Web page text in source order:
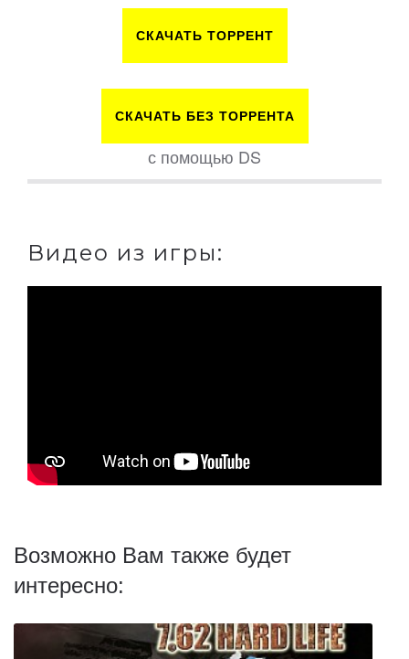
СКАЧАТЬ ТОРРЕНТ
СКАЧАТЬ БЕЗ ТОРРЕНТА
с помощью DS
Видео из игры:
Возможно Вам также будет
интересно: